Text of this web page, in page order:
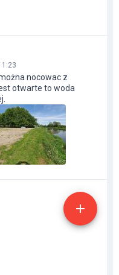
nocowac z
otwarte to woda